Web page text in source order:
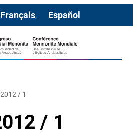
Français Español
/ 1
/ 1